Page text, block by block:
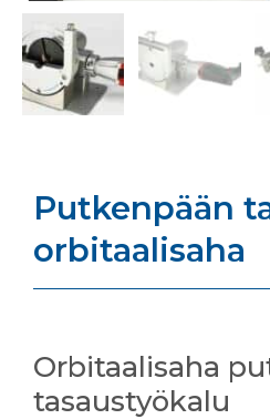
Putkenpään
orbitaalisaha
Orbitaalisaha
tasaustyökalu